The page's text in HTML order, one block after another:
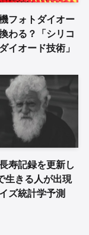
フォトダイオー
わる？「シリコ
イオード技術」
寿記録を更新し
生きる人が出現
ズ統計学予測